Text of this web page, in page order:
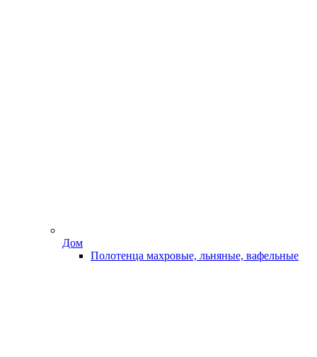
Дом
Полотенца махровые, льняные, вафельные